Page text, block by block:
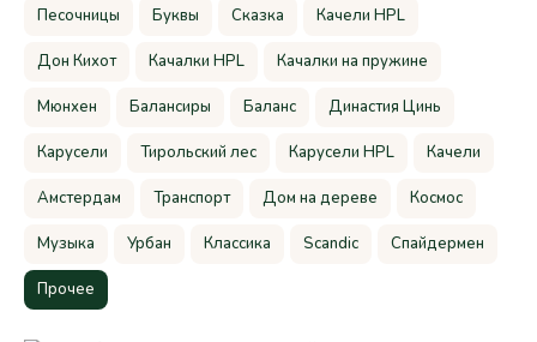
Песочницы Буквы Сказка Качели HPL
Дон Кихот Качалки HPL Качалки на пружине
Мюнхен Балансиры Баланс Династия Цинь
Карусели Тирольский лес Карусели HPL Качели
Амстердам Транспорт Дом на дереве Космос
Музыка Урбан Классика Scandic Спайдермен
Прочее